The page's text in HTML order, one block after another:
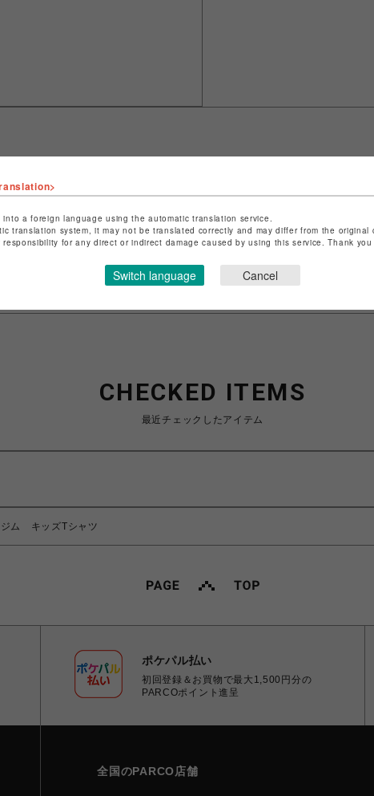
ショップ名
特定商取引法など法令に基づく表記はこちら
ショップお問い合わせはこちら
CHECKED ITEMS
最近チェックしたアイテム
ジム キッズTシャツ
ポケパル払い
初回登録＆お買物で最大1,500円分の
PARCOポイント進呈
全国のPARCO店舗
a foreign language using the automatic translation service.
translation system, it may not be translated correctly and may differ from the
for any direct or indirect damage caused by using this service. Thank
Switch language Cancel